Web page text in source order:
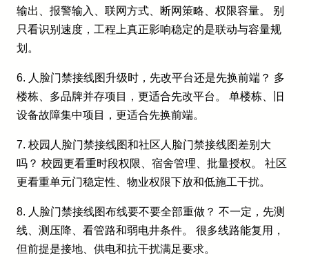
输出、报警输入、联网方式、断网策略、权限容量。 别
只看识别速度，工程上真正影响稳定的是联动与容量规
划。
6. 人脸门禁接线图升级时，先改平台还是先换前端？ 多
楼栋、多品牌并存项目，更适合先改平台。 单楼栋、旧
设备故障集中项目，更适合先换前端。
7. 校园人脸门禁接线图和社区人脸门禁接线图差别大
吗？ 校园更看重时段权限、宿舍管理、批量授权。 社区
更看重单元门稳定性、物业权限下放和低施工干扰。
8. 人脸门禁接线图布线要不要全部重做？ 不一定，先测
线、测压降、看管路和弱电井条件。 很多线路能复用，
但前提是接地、供电和抗干扰满足要求。